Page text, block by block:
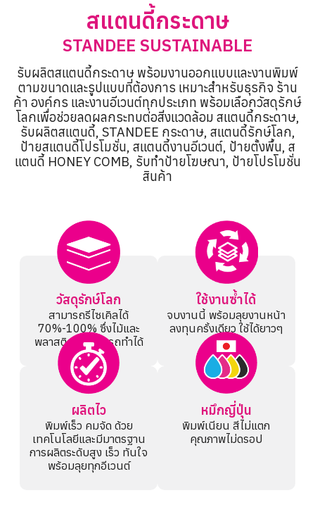
สแตนดี้กระดาษ
STANDEE SUSTAINABLE
รับผลิตสแตนดี้กระดาษ พร้อมงานออกแบบและงานพิมพ์
ตามขนาดและรูปแบบที่ต้องการ เหมาะสำหรับธุรกิจ ร้าน
ค้า องค์กร และงานอีเวนต์ทุกประเภท พร้อมเลือกวัสดุรักษ์
โลกเพื่อช่วยลดผลกระทบต่อสิ่งแวดล้อม สแตนดี้กระดาษ,
รับผลิตสแตนดี้, STANDEE กระดาษ, สแตนดี้รักษ์โลก,
ป้ายสแตนดี้โปรโมชั่น, สแตนดี้งานอีเวนต์, ป้ายตั้งพื้น, ส
แตนดี้ HONEY COMB, รับทำป้ายโฆษณา, ป้ายโปรโมชั่น
สินค้า
วัสดุรักษ์โลก
สามารถรีไซเคิลได้
70%-100% ซึ่งไม้และ
พลาสติกไม่สามารถทำได้
ใช้งานซ้ำได้
จบงานนี้ พร้อมลุยงานหน้า
ลงทุนครั้งเดียว ใช้ได้ยาวๆ
ผลิตไว
พิมพ์เร็ว คมจัด ด้วย
เทคโนโลยีและมีมาตรฐาน
การผลิตระดับสูง เร็ว ทันใจ
พร้อมลุยทุกอีเวนต์
หมึกญี่ปุ่น
พิมพ์เนียน สีไม่แตก
คุณภาพไม่ดรอป